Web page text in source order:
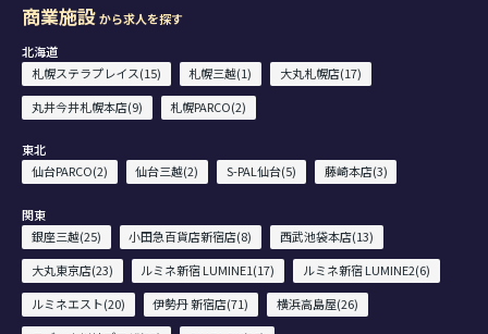
商業施設から求人を探す
北海道
札幌ステラプレイス(15)
札幌三越(1)
大丸札幌店(17)
丸井今井札幌本店(9)
札幌PARCO(2)
東北
仙台PARCO(2)
仙台三越(2) S-PAL仙台(5) 藤崎本店(3)
関東
銀座三越(25)
小田急百貨店新宿店(8)
西武池袋本店(13)
大丸東京店(23)
ルミネ新宿 LUMINE1(17)
ルミネ新宿 LUMINE2(6)
ルミネエスト(20)
伊勢丹 新宿店(71)
横浜高島屋(26)